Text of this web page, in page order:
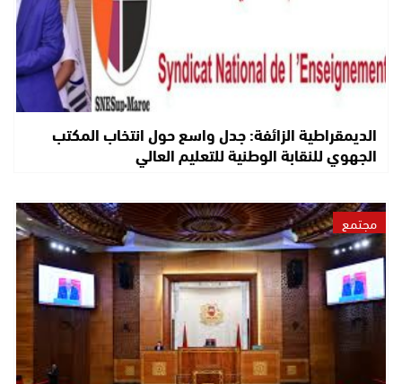
الديمقراطية الزائفة: جدل واسع حول انتخاب المكتب
الجهوي للنقابة الوطنية للتعليم العالي
مجتمع